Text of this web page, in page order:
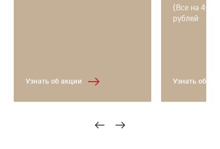
Узнать об акции
(Все на 4-
рублей
Узнать об